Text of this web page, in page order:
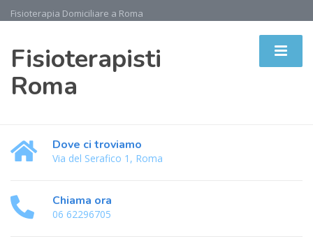
Fisioterapia Domiciliare a Roma
Fisioterapisti
Roma
Dove ci troviamo
Via del Serafico 1, Roma
Chiama ora
06 62296705